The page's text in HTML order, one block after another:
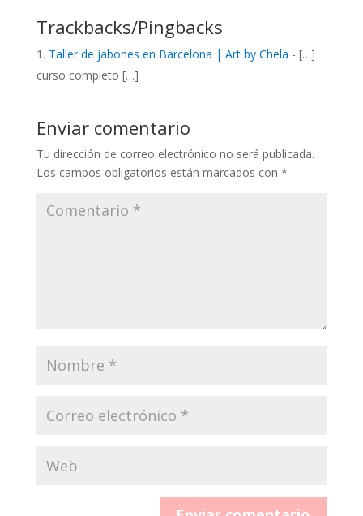
Trackbacks/Pingbacks
Taller de jabones en Barcelona | Art by Chela - […]
curso completo […]
Enviar comentario
Tu dirección de correo electrónico no será publicada.
Los campos obligatorios están marcados con *